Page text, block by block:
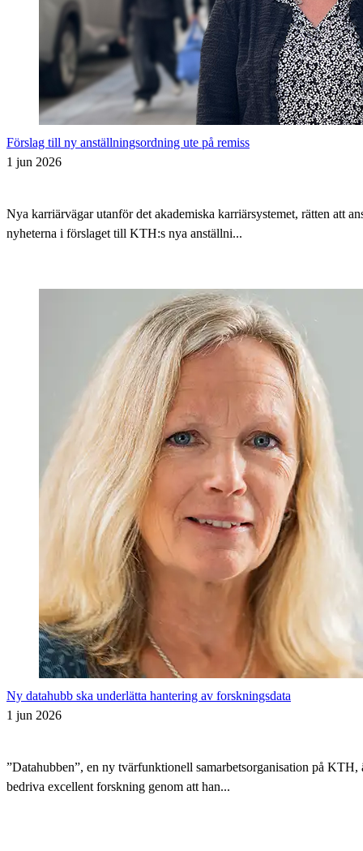
Förslag till ny anställningsordning ute på remiss
1 jun 2026
Nya karriärvägar utanför det akademiska karriärsystemet, rätten att
nyheterna i förslaget till KTH:s nya anställni...
Ny datahubb ska underlätta hantering av forskningsdata
1 jun 2026
”Datahubben”, en ny tvärfunktionell samarbetsorganisation på
bedriva excellent forskning genom att han...